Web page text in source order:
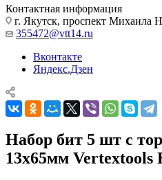
Контактная информация
г. Якутск, проспект Михаила
355472@vtt14.ru
Вконтакте
Яндекс.Дзен
Набор бит 5 шт с
13х65мм Vertextools